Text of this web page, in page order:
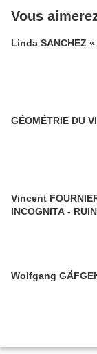
Vous
Linda SANCHEZ
GÉOMÉTRIE DU
Vincent
INCOGNITA -
Wolfgang